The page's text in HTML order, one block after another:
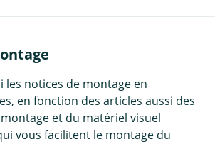
les notices de montage en
en fonction des articles aussi des
et du matériel visuel
vous facilitent le montage du